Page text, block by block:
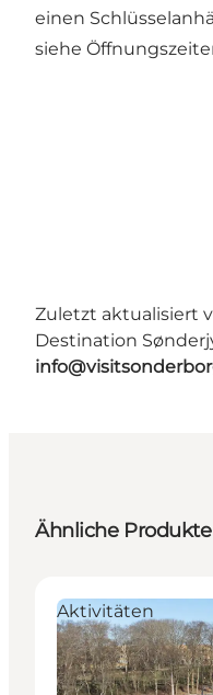
einen
siehe
Zuletzt aktualisiert
Destination
Ähnliche Produkte
Aktivitäten